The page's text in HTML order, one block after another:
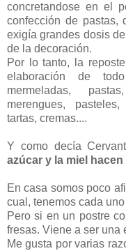
concretandose en el
confección de pastas,
exigía grandes dosis
de la decoración.
Por lo tanto, la
elaboración de
mermeladas,
merengues,
tartas, cremas....
Y como decía
azúcar y la miel
En casa somos poco
cual, tenemos cada
Pero si en un postre
fresas. Viene a ser una
Me gusta por varias